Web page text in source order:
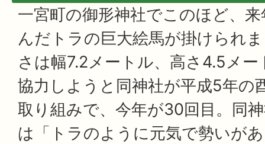
一宮町の御形神社でこのほど、
んだトラの巨大絵馬が掛けられ
さは幅7.2メートル、高さ4.5メ
協力しようと同神社が平成5年の
取り組みで、今年が30回目。同
は「トラのように元気で勢いが